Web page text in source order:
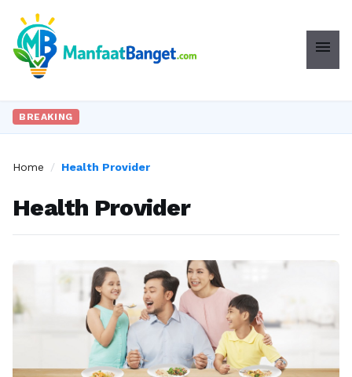
menu
BREAKING
Home / Health Provider
Health Provider